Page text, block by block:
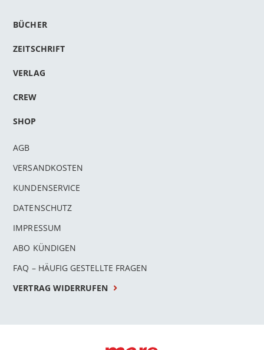
BÜCHER
ZEITSCHRIFT
VERLAG
CREW
SHOP
AGB
VERSANDKOSTEN
KUNDENSERVICE
DATENSCHUTZ
IMPRESSUM
ABO KÜNDIGEN
FAQ – HÄUFIG GESTELLTE FRAGEN
VERTRAG WIDERRUFEN